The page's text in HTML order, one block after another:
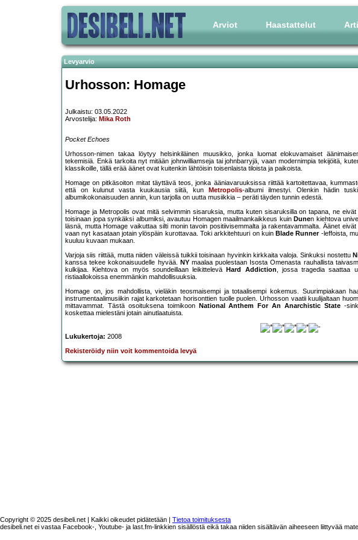
Arviot Haastattelut
Levyarvio
Urhosson: Homage
Julkaistu: 03.05.2022
Arvostelija: Mika Roth
Pocket Echoes
Urhosson-nimen takaa löytyy helsinkiläinen muusikko, jonka luomat elokuvamaiset
tekemisiä. Enkä tarkoita nyt mitään johnwilliamseja tai johnbarryjä, vaan modernimpia tekijöitä,
klassikoille, tällä erää äänet ovat kuitenkin lähtöisin toisenlaista tiloista ja paikoista.
Homage on pitkäsoiton mitat täyttävä teos, jonka ääniavaruuksissa riittää kartoitettavaa,
että on kulunut vasta kuukausia siitä, kun
Metropolis-albumi ilmestyi. Olenkin hädin
albumikokonaisuuden annin, kun tarjolla on uutta musiikkia – peräti täyden tunnin edestä.
Homage ja Metropolis ovat mitä selvimmin sisaruksia, mutta kuten sisaruksilla on tapana, ne
toisinaan jopa synkäksi albumiksi, avautuu Homagen maailmankaikkeus kuin Dunen kiehtova
läsnä, mutta Homage vaikuttaa silti monin tavoin positiivisemmalta ja rakentavammalta. Äänet
vaan nyt kasataan jotain ylöspäin kurottavaa. Toki arkkitehtuuri on kuin Blade Runner-leffoista,
kuuluu kuvaan mukaan.
Varjoja siis riittää, mutta niiden väleissä tuikkii toisinaan hyvinkin kirkkaita valoja. Sinkuksi nostettu
kanssa tekee kokonaisuudelle hyvää. NYmaalaa puolestaan Isosta Omenasta rauhallista
kulkijaa. Kiehtova on myös soundeillaan leikittelevä
Hard Addiction, jossa tragedia saattaa
ristiaallokoissa enemmänkin mahdollisuuksia.
Homage on, jos mahdollista, vieläkin teosmaisempi ja totaalisempi kokemus. Suurimpiakaan
instrumentaalimusiikin rajat karkotetaan horisonttien tuolle puolen. Urhosson vaatii kuulijaltaan
mittavammat. Tästä osoituksena toimikoon
National Anthem For An Anarchistic State-
koskettaa mielestäni jotain ainutlaatuista.
Lukukertoja: 2008
Rekisteröidy niin voit kommentoida levyä
Copyright © 2025 desibeli.net | Kaikki oikeudet pidätetään | Tietoa toimituksesta
desibeli.net ei vastaa Facebook-, Youtube- ja last.fm-linkkien sisällöstä eikä takaa niiden sisältävän aiheeseen liittyvää